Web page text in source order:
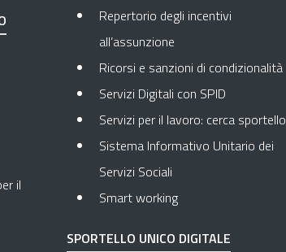
il
Repertorio degli incentivi
all’assunzione
Ricorsi e sanzioni di condizionalità
Servizi Digitali con SPID
Servizi per il lavoro: cerca sportello
Sistema Informativo Unitario dei
Servizi Sociali
Smart working
SPORTELLO UNICO DIGITALE